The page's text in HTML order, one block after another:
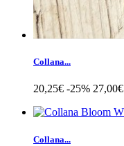
Collana...
20,25€ -25% 27,00€
Collana...